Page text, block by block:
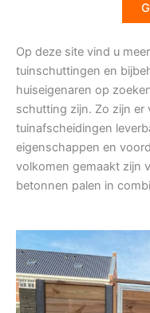
Op deze site vind u
tuinschuttingen en
huiseigenaren op
schutting zijn. Zo zijn er
tuinafscheidingen
eigenschappen en
volkomen gemaakt zijn
betonnen palen in